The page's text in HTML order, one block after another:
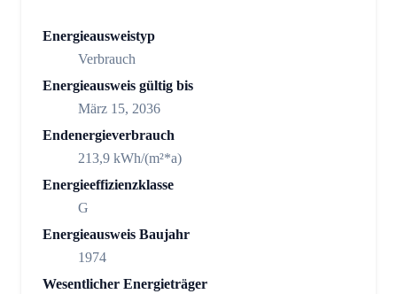
Energieausweistyp
Verbrauch
Energieausweis gültig bis
März 15, 2036
Endenergieverbrauch
213,9 kWh/(m²*a)
Energieeffizienzklasse
G
Energieausweis Baujahr
1974
Wesentlicher Energieträger